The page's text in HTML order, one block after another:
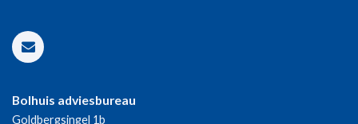
Bolhuis adviesbureau
Goldbergsingel 1b